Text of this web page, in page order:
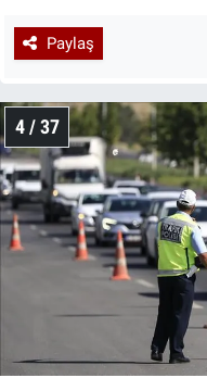
Paylaş
4 / 37